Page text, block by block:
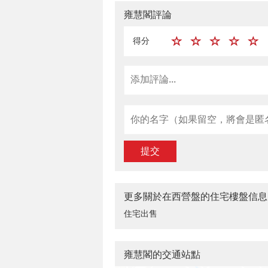
雍慧閣評論
得分
提交
更多關於在西營盤的住宅樓盤信息
住宅出售
雍慧閣的交通站點